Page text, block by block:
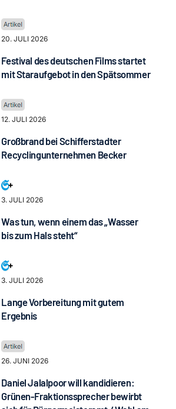
20. JULI 2026
Festival des deutschen Films startet
mit Staraufgebot in den Spätsommer
12. JULI 2026
Großbrand bei Schifferstadter
Recyclingunternehmen Becker
3. JULI 2026
Was tun, wenn einem das „Wasser
bis zum Hals steht“
3. JULI 2026
Lange Vorbereitung mit gutem
Ergebnis
26. JUNI 2026
Daniel Jalalpoor will kandidieren:
Grünen-Fraktionssprecher bewirbt